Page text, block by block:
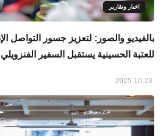
اخبار وتقارير
بالفيديو والصور: لتعزيز جسور التواصل
للعتبة الحسينية يستقبل السفير